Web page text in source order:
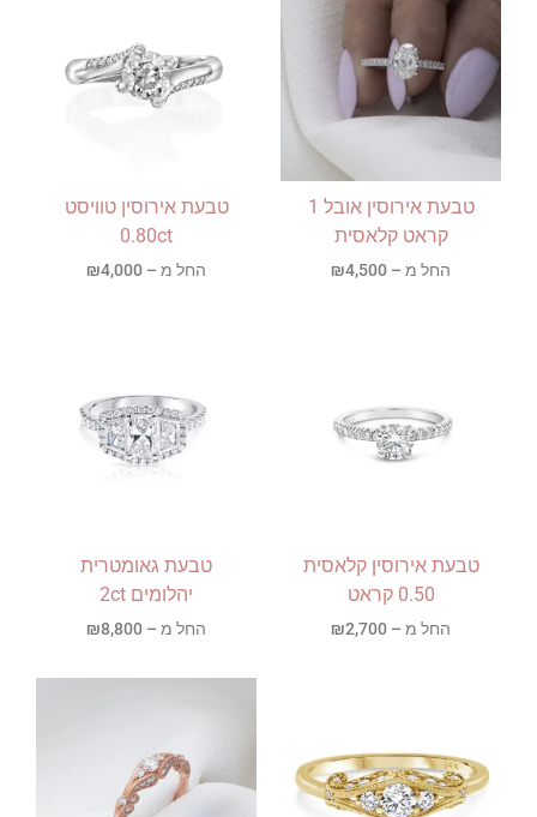
טבעת אירוסין אובל 1
קראט קלאסית
החל מ – ₪4,500
טבעת אירוסין טוויסט
0.80ct
החל מ – ₪4,000
טבעת אירוסין קלאסית
0.50 קראט
החל מ – ₪2,700
טבעת גאומטרית
יהלומים 2ct
החל מ – ₪8,800